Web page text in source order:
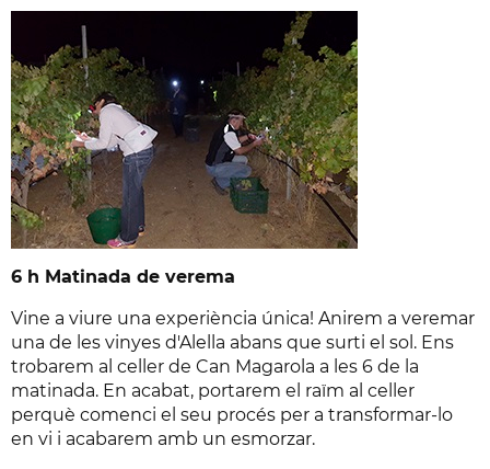
6 h Matinada de verema
Vine a viure una experiència única! Anirem a veremar
una de les vinyes d'Alella abans que surti el sol. Ens
trobarem al celler de Can Magarola a les 6 de la
matinada. En acabat, portarem el raïm al celler
perquè comenci el seu procés per a transformar-lo
en vi i acabarem amb un esmorzar.